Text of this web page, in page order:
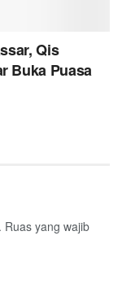
Qis
Buka Puasa
Ruas yang wajib